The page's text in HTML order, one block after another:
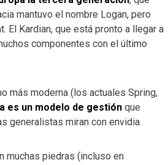
mantuvo el nombre Logan, pero
El Kardian, que está pronto a llegar a
componentes con el último
más moderna (los actuales Spring,
es un modelo de gestiónque
generalistas miran con envidia.
muchas piedras (incluso en